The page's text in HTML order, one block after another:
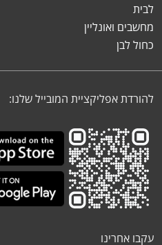
לבית
מחשבים ואונליין
כחול לבן
להורדת אפליקציית המובייל שלנו:
עקבו אחרינו